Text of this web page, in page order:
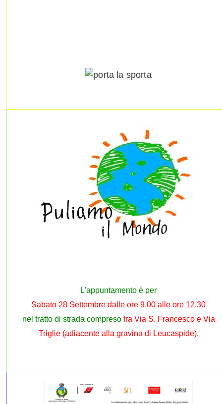
L'appuntamento è per
Sabato 28 Settembre dalle ore 9.00 alle ore 12.30
nel tratto di strada compreso tra Via S. Francesco e Via
Triglie (adiacente alla gravina di Leucaspide).